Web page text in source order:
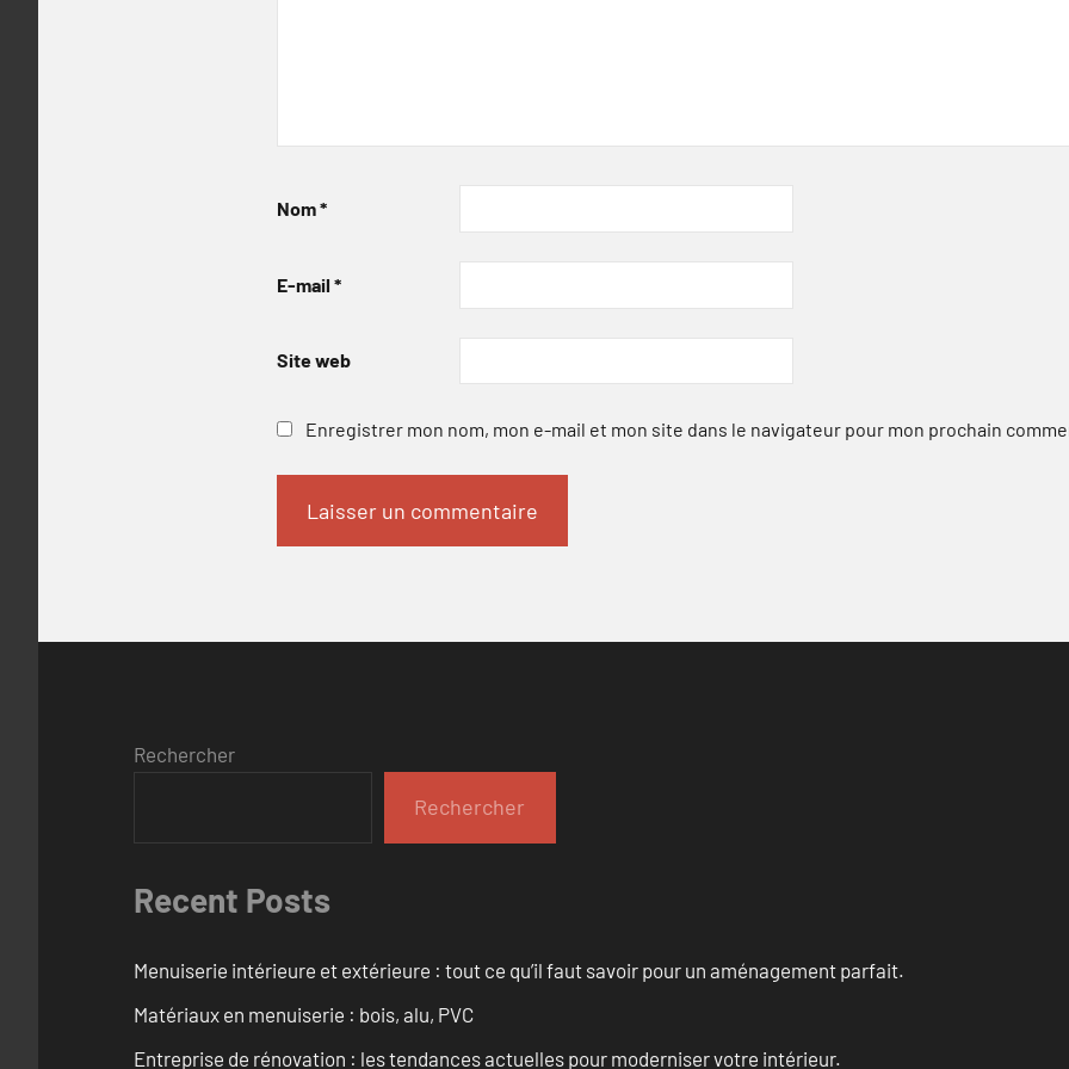
Nom*
E-mail *
Site web
Enregistrer mon nom, mon e-mail et mon site dans le navigateur pour mon prochain
Rechercher
Rechercher
Recent Posts
Menuiserie intérieure et extérieure : tout ce qu’il faut savoir pour un aménagement parfait.
Matériaux en menuiserie : bois, alu, PVC
Entreprise de rénovation : les tendances actuelles pour moderniser votre intérieur.